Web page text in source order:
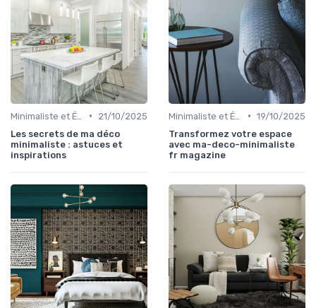
•
21/10/2025
Les secrets de ma déco
minimaliste : astuces et
inspirations
• 19/10/2025
Transformez votre espace
avec ma-deco-minimaliste
fr magazine